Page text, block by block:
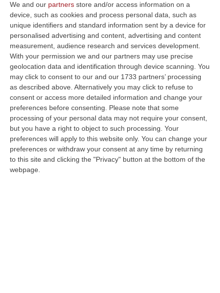
We and our partners store and/or access information on a
device, such as cookies and process personal data, such as
unique identifiers and standard information sent by a device for
personalised advertising and content, advertising and content
measurement, audience research and services development.
With your permission we and our partners may use precise
geolocation data and identification through device scanning. You
may click to consent to our and our 1733 partners’ processing
as described above. Alternatively you may click to refuse to
consent or access more detailed information and change your
preferences before consenting. Please note that some
processing of your personal data may not require your consent,
but you have a right to object to such processing. Your
preferences will apply to this website only. You can change your
preferences or withdraw your consent at any time by returning
to this site and clicking the "Privacy" button at the bottom of the
webpage.
A Castrovillari, Lo Polito pronto per il
terzo ballottaggio. «Non c'è due senza tre»
Centrodestra contro centrosinistra la sfida è
classica sotto il massiccio del Pollino. Lo
Polito deve recuperare lo svantaggio da
Lamensa. «Il dato a…
Pubblicato il: 23/09/20 – 8:27